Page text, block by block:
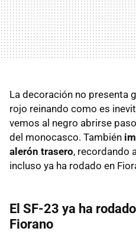
La decoración no presenta
rojo reinando como es
vemos al negro abrirse
del monocasco. También
alerón trasero, recordando
incluso ya ha rodado en
El SF-23 ya ha
Fiorano